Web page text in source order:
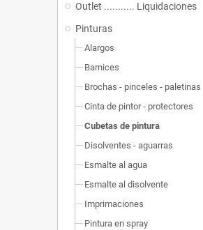
Outlet ........... Liquidaciones
Pinturas
Alargos
Barnices
Brochas - pinceles - paletinas
Cinta de pintor - protectores
Cubetas de pintura
Disolventes - aguarras
Esmalte al agua
Esmalte al disolvente
Imprimaciones
Pintura en spray